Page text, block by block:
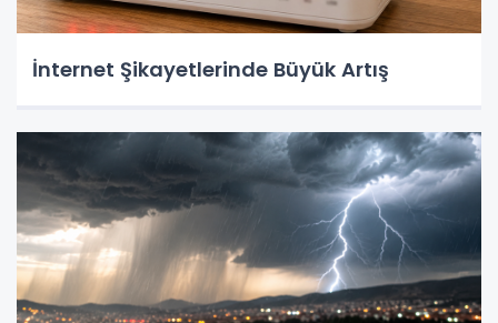
İnternet Şikayetlerinde Büyük Artış